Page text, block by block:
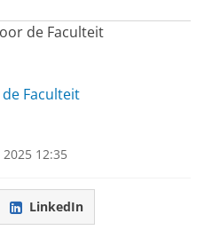
de Faculteit
Faculteit
12:35
LinkedIn